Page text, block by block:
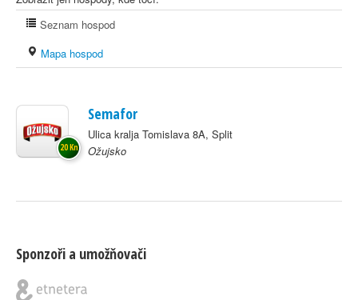
Seznam hospod
Mapa hospod
Semafor
Ulica kralja Tomislava 8A, Split
Ožujsko
20 Kn
Sponzoři a umožňovači